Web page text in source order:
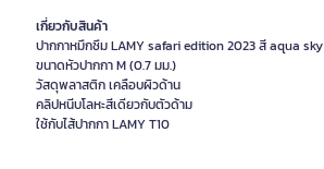
เกี่ยวกับสินค้า
ปากกาหมึกซึม LAMY safari edition 2023 สี aqua sky
ขนาดหัวปากกา M (0.7 มม.)
วัสดุพลาสติก เคลือบผิวด้าน
คลิปหนีบโลหะสีเดียวกับตัวด้าม
ใช้กับไส้ปากกา LAMY T10